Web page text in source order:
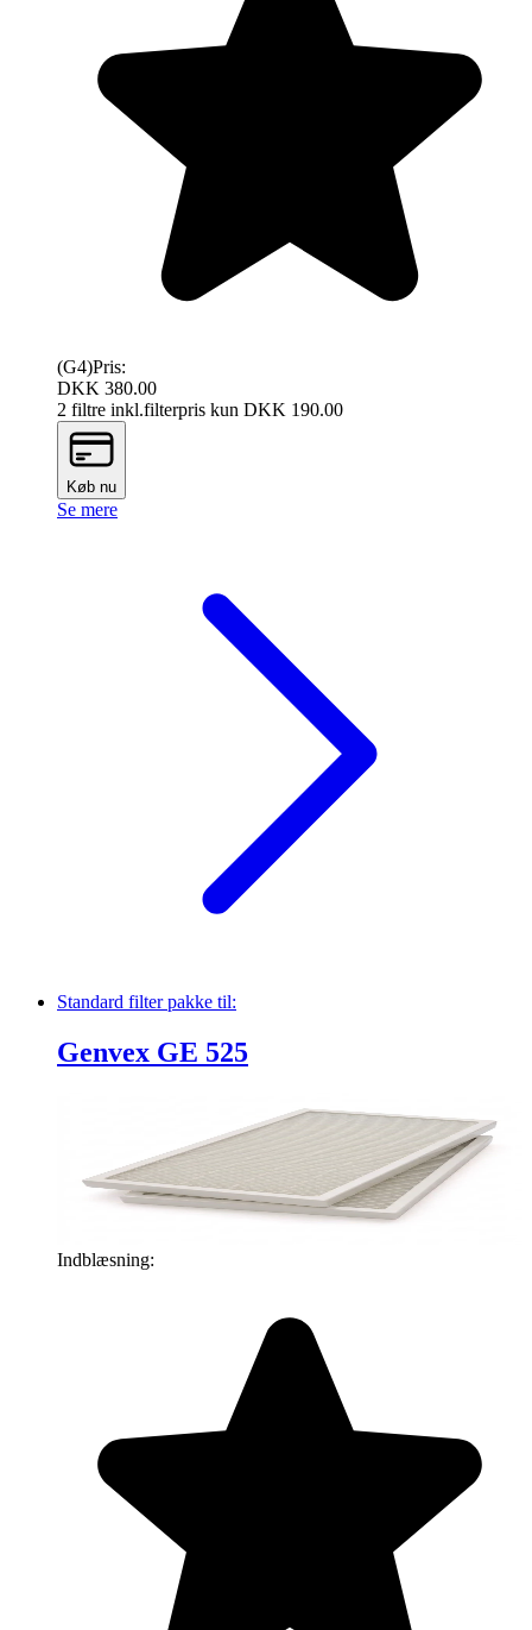
(G4)Pris:
DKK 380.00
2 filtre inkl.filterpris kun DKK 190.00
Køb nu
Se mere
Standard filter pakke til:
Genvex GE 525
Indblæsning: